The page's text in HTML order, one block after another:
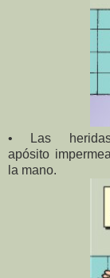
• Las
apósito
la mano.